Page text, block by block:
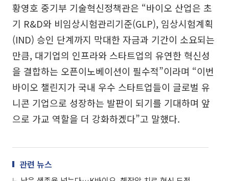
황영호 중기부 기술혁신정책관은 “바이오 산업은 초
기 R&D와 비임상시험관리기준(GLP), 임상시험계획
(IND) 승인 단계까지 막대한 자금과 기간이 소요되는
만큼, 대기업의 인프라와 스타트업의 유연한 혁신성
을 결합하는 오픈이노베이션이 필수적”이라며 “이번
바이오 챌린지가 국내 우수 스타트업들이 글로벌 유
니콘 기업으로 성장하는 발판이 되기를 기대하며 앞
으로 가교 역할을 더 강화하겠다”고 말했다.
관련 뉴스